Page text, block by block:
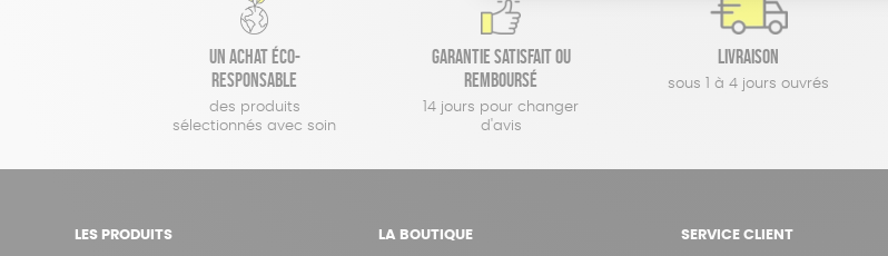
Un achat éco-
responsable
des produits
sélectionnés avec soin
Garantie satisfait ou
remboursé
14 jours pour changer
d'avis
Livraison
sous 1 à 4 jours ouvrés
LES PRODUITS LA BOUTIQUE SERVICE CLIENT